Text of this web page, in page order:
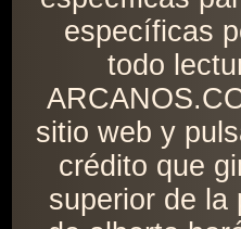
específicas
todo
sitio web y
crédito que
superior de la